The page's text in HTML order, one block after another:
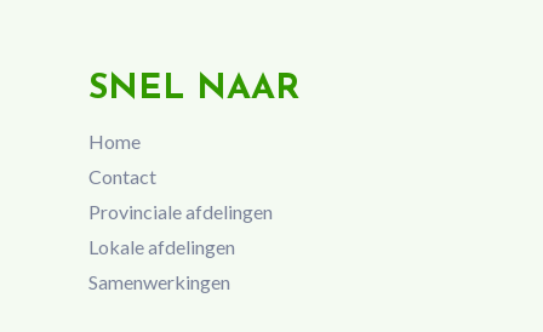
SNEL NAAR
Home
Contact
Provinciale afdelingen
Lokale afdelingen
Samenwerkingen